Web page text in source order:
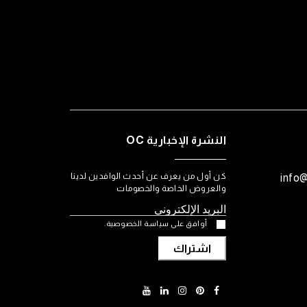
النشرة الإخبارية OC
كن أول من يعرف عن أحدث الوافدين لدينا
والعروض الخاصة والخصومات
أوافق على سياسة الخصوصية.
اشتراك